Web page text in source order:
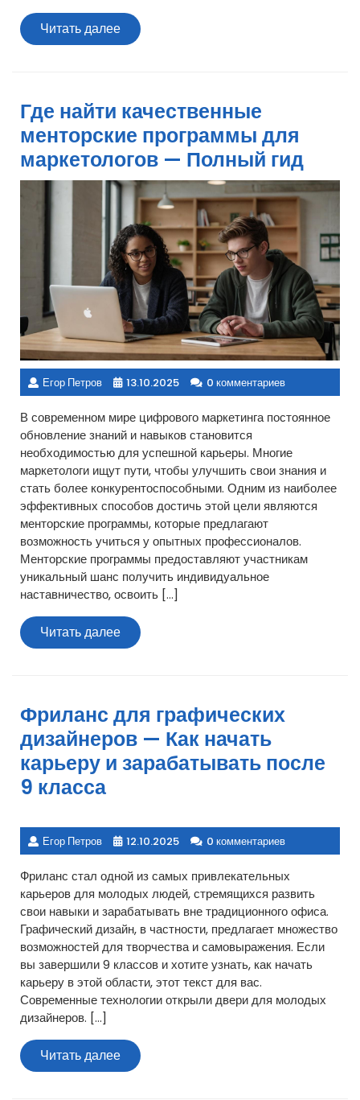
Читать далееЧитать
далее
Где найти качественные
менторские программы для
маркетологов — Полный гид
Егор Петров 13.10.2025 0 комментариев
В современном мире цифрового маркетинга постоянное
обновление знаний и навыков становится
необходимостью для успешной карьеры. Многие
маркетологи ищут пути, чтобы улучшить свои знания и
стать более конкурентоспособными. Одним из наиболее
эффективных способов достичь этой цели являются
менторские программы, которые предлагают
возможность учиться у опытных профессионалов.
Менторские программы предоставляют участникам
уникальный шанс получить индивидуальное
наставничество, освоить […]
Читать далееЧитать
далее
Фриланс для графических
дизайнеров — Как начать
карьеру и зарабатывать после
9 класса
Егор Петров 12.10.2025 0 комментариев
Фриланс стал одной из самых привлекательных
карьеров для молодых людей, стремящихся развить
свои навыки и зарабатывать вне традиционного офиса.
Графический дизайн, в частности, предлагает множество
возможностей для творчества и самовыражения. Если
вы завершили 9 классов и хотите узнать, как начать
карьеру в этой области, этот текст для вас.
Современные технологии открыли двери для молодых
дизайнеров. […]
Читать далееЧитать
далее